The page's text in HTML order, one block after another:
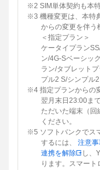
※2 SIM単体契約も本
※3 機種変更は、本特
からの変更を伴う
＜指定プラン＞
ケータイプラン
ン/4G-Sベーシッ
ラン/タブレット
プル2 S/シンプル
※4 指定プランからの
翌月末日23:00ま
ただいた端末（回
ください。
※5 ソフトバンクでス
するには、
注意
連携を解除
し、
ります。スマート